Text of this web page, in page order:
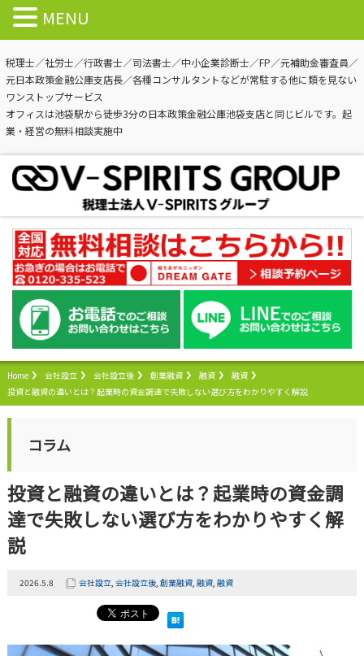
税理士／社労士／行政書士／司法書士／中小企業診断士／FP／元補助金審査員／
元日本政策金融公庫支店長／各種コンサルタントなどが常駐する他に類を見ない
ワンストップサービス
オフィスは池袋駅から徒歩3分の日本政策金融公庫池袋支店と同じビルです。起
業・経営の無料相談実施中
Home 会社設立 会社設立後 創業融資 融資
融資
投資と融資の違いとは？起業時の資金調達で失敗しない選び方をわかりやすく解説
コラム
投資と融資の違いとは？起業時の資金調
達で失敗しない選び方をわかりやすく解
説
2026.5.8 会社設立, 会社設立後, 創業融資, 融資, 融資
MENU